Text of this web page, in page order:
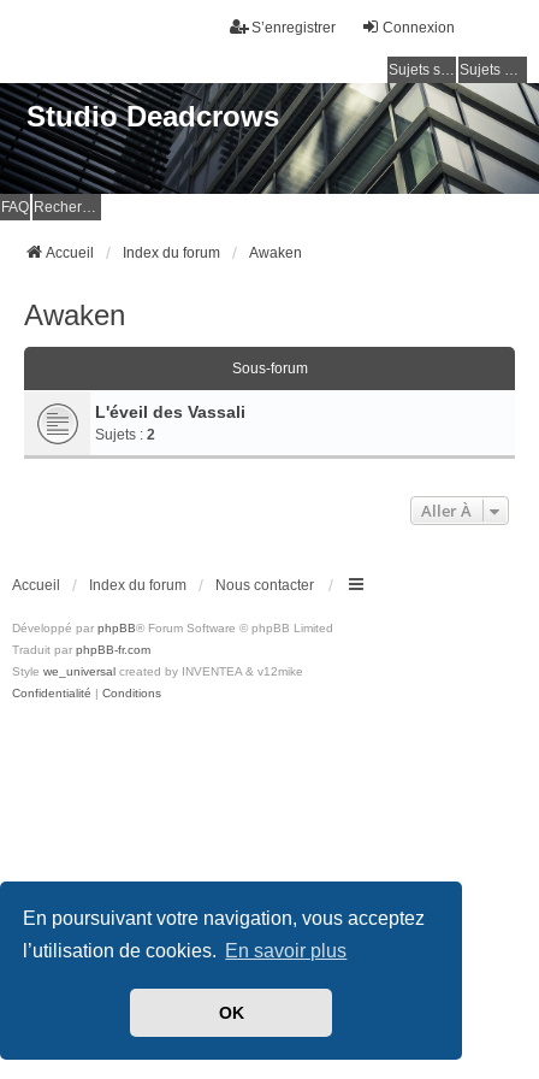
En poursuivant votre navigation, vous acceptez
l’utilisation de cookies. En savoir plus
OK
Connexion
S’enregistrer
Sujets sans réponse Sujets actifs
Studio Deadcrows
FAQ Rechercher
Accueil Index du forum Awaken
Awaken
Sous-forum
L'éveil des Vassali
Sujets : 2
Aller À
Accueil Index du forum Nous contacter
Développé par phpBB® Forum Software © phpBB Limited
Traduit par phpBB-fr.com
Style we_universal created by INVENTEA & v12mike
Confidentialité | Conditions